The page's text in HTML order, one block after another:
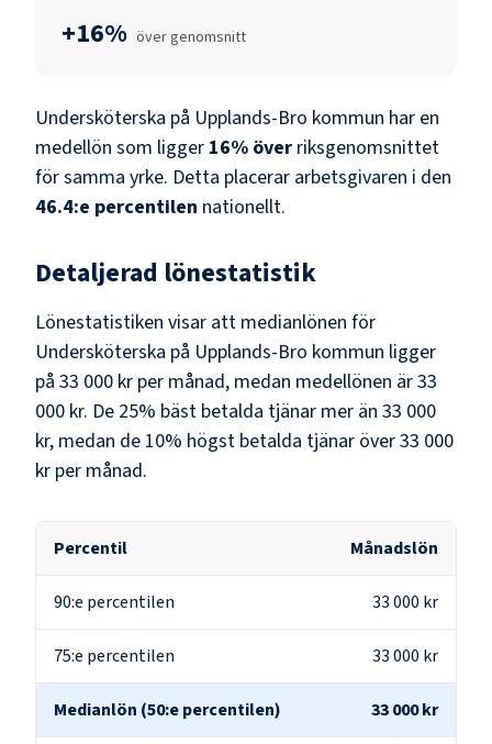
+16% över genomsnitt
Undersköterska på Upplands-Bro kommun har en
medellön som ligger 16% över riksgenomsnittet
för samma yrke. Detta placerar arbetsgivaren i den
46.4:e percentilen nationellt.
Detaljerad lönestatistik
Lönestatistiken visar att medianlönen för
Undersköterska på Upplands-Bro kommun ligger
på 33 000 kr per månad, medan medellönen är33
000 kr. De 25% bäst betalda tjänar mer än 33 000
kr, medan de 10% högst betalda tjänar över33 000
kr per månad.
Percentil Månadslön
90:e percentilen 33 000 kr
75:e percentilen 33 000 kr
Medianlön (50:e percentilen) 33 000 kr